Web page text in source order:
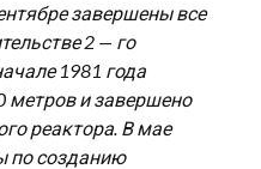
завершены все
2 — го
1981 года
метров и завершено
реактора. В мае
по созданию